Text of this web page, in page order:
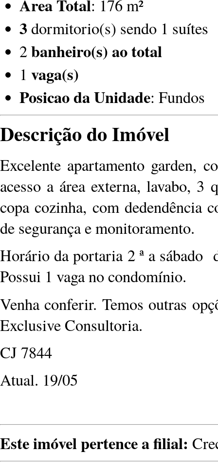
Area Total: 176 m²
3 dormitorio(s) sendo 1 suítes
2banheiro(s) ao total
1 vaga(s)
Posicao da Unidade: Fundos
Descrição do Imóvel
Excelente apartamento garden,
acesso a área externa, lavabo,
copa cozinha, com dedendência
de segurança e monitoramento.
Horário da portaria 2 ª a
Possui 1 vaga no condomínio.
Venha conferir. Temos outras
Exclusive Consultoria.
CJ 7844
Atual. 19/05
Este imóvel pertence a filial: